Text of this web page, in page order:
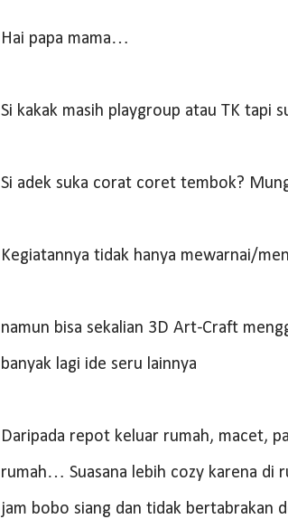
Hai papa mama…
Si kakak masih playgroup atau TK tapi
Si adek suka corat coret tembok?
Kegiatannya tidak hanya mewarnai/
namun bisa sekalian 3D Art-Craft
banyak lagi ide seru lainnya
Daripada repot keluar rumah, macet,
rumah… Suasana lebih cozy karena di
jam bobo siang dan tidak bertabrakan